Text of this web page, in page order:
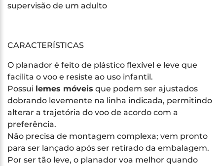
supervisão de um adulto
CARACTERÍSTICAS
O planador é feito de plástico flexível e leve que
facilita o voo e resiste ao uso infantil.
Possui lemes móveis que podem ser ajustados
dobrando levemente na linha indicada, permitindo
alterar a trajetória do voo de acordo com a
preferência.
Não precisa de montagem complexa; vem pronto
para ser lançado após ser retirado da embalagem.
Por ser tão leve, o planador voa melhor quando